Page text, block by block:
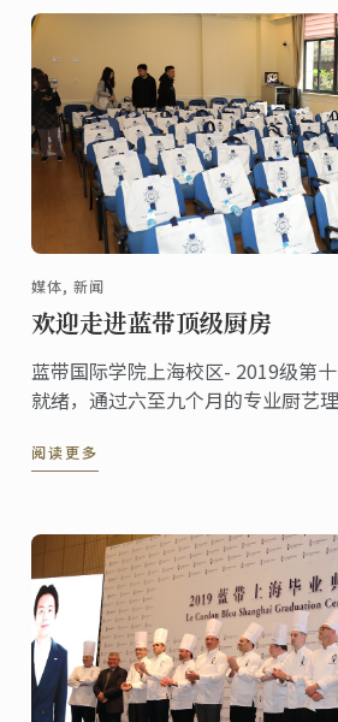
媒体, 新闻
欢迎走进蓝带顶级厨房
蓝带国际学院上海校区- 2019级第
就绪，通过六至九个月的专业厨艺
阅读更多